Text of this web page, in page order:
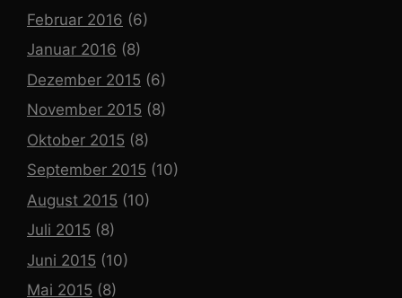
Februar 2016 (6)
Januar 2016 (8)
Dezember 2015 (6)
November 2015 (8)
Oktober 2015 (8)
September 2015 (10)
August 2015 (10)
Juli 2015 (8)
Juni 2015 (10)
Mai 2015 (8)